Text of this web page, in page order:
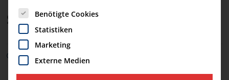
Seelische Zerrissenheit
29. August 2022
Es folgt eine Liste der Service-Gruppen, für die eine Einwilligung
Benötigte Cookies
Statistiken
Marketing
Externe Medien